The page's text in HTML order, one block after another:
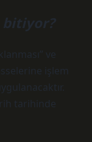
bitiyor?
ve
işlem
tarihinde